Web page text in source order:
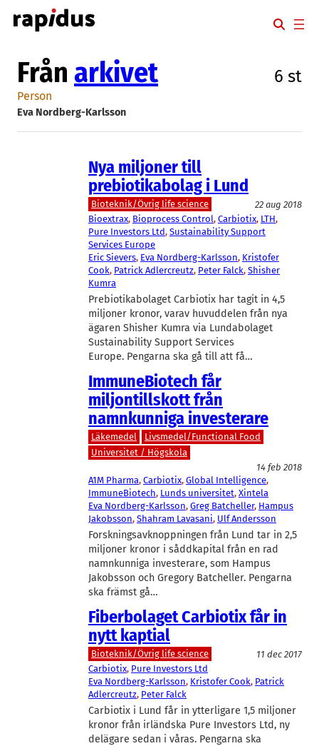
Hoppa
till
Från arkivet 6 st
Person
Eva Nordberg-Karlsson
Nya miljoner till
prebiotikabolag i Lund
Bioteknik/Övrig life science
22 aug 2018
Bioextrax, Bioprocess Control, Carbiotix, LTH
Pure Investors Ltd, Sustainability Support
Services Europe
Eric Sievers, Eva Nordberg-Karlsson, Kristofer
Cook, Patrick Adlercreutz, Peter Falck, Shisher
Kumra
Prebiotikabolaget Carbiotix har tagit in 4,5
miljoner kronor, varav huvuddelen från nya
ägaren Shisher Kumra via Lundabolaget
Sustainability Support Services
Europe. Pengarna ska gå till att få…
ImmuneBiotech får
miljontillskott från
namnkunniga investerare
Läkemedel
Livsmedel/Functional Food
Universitet / Högskola
14 feb 2018
A1M Pharma, Carbiotix, Global Intelligence
ImmuneBiotech, Lunds universitet, Xintela
Eva Nordberg-Karlsson, Greg Batcheller, Hampus
Jakobsson, Shahram Lavasani, Ulf Andersson
Forskningsavknoppningen från Lund tar in 2,5
miljoner kronor i såddkapital från en rad
namnkunniga investerare, som Hampus
Jakobsson och Gregory Batcheller. Pengarna
ska främst gå…
Fiberbolaget Carbiotix får in
nytt kaptial
Bioteknik/Övrig life science
11 dec 2017
Carbiotix, Pure Investors Ltd
Eva Nordberg-Karlsson, Kristofer Cook, Patrick
Adlercreutz, Peter Falck
Carbiotix i Lund får in ytterligare 1,5 miljoner
kronor från irländska Pure Investors Ltd, ny
delägare sedan i våras. Pengarna ska